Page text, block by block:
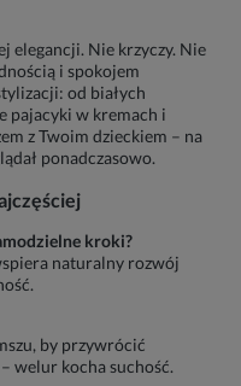
elegancji. Nie krzyczy. Nie
i spokojem
od białych
pajacyki w kremach i
z Twoim dzieckiem – na
ponadczasowo.
kroki?
naturalny rozwój
by przywrócić
welur kocha suchość.